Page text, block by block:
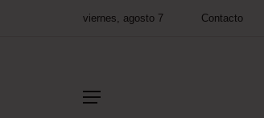
viernes, agosto 7 Contacto